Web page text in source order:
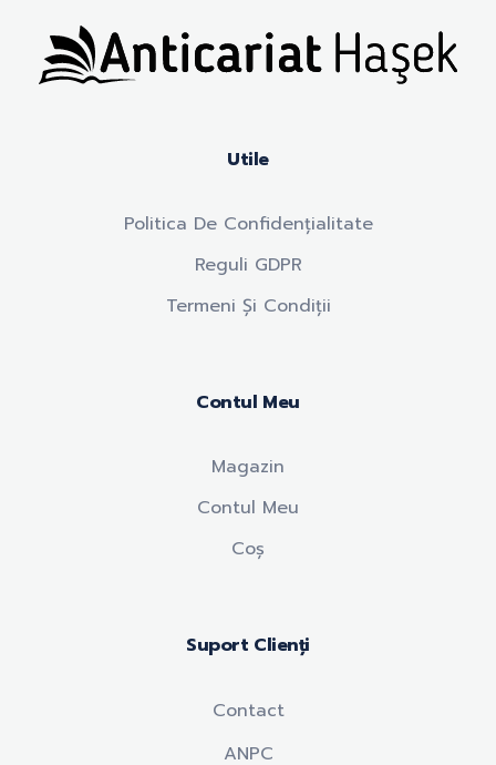
Utile
Politica De Confidențialitate
Reguli GDPR
Termeni Și Condiții
Contul Meu
Magazin
Contul Meu
Coș
Suport Clienți
Contact
ANPC